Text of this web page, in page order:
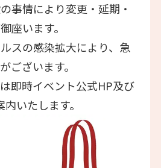
事情により変更・延期・
座います。
スの感染拡大により、急
ございます。
即時イベント公式HP及び
いたします。